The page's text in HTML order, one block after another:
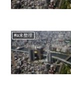
#a未整理